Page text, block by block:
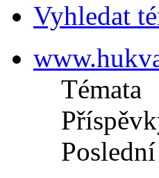
Vyhledat
Témata